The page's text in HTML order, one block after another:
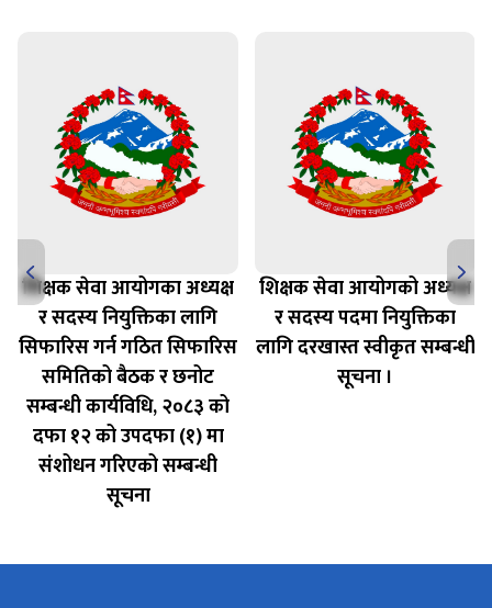
शिक्षक सेवा आयोगका अध्यक्ष
र सदस्य नियुक्तिका लागि
सिफारिस गर्न गठित सिफारिस
समितिको बैठक र छनोट
सम्बन्धी कार्यविधि, २०८३ को
दफा १२ को उपदफा (१) मा
संशोधन गरिएको सम्बन्धी
सूचना
शिक्षक सेवा आयोगको अध्यक्ष
र सदस्य पदमा नियुक्तिका
लागि दरखास्त स्वीकृत सम्बन्धी
सूचना ।